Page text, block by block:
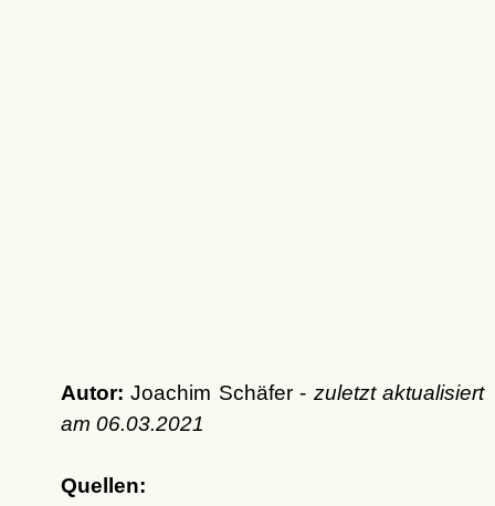
Autor: Joachim Schäfer - zuletzt aktualisiert
am 06.03.2021
Quellen: